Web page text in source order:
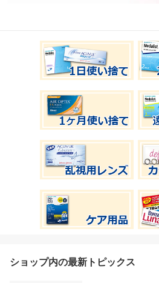
ショップ内の最新トピックス